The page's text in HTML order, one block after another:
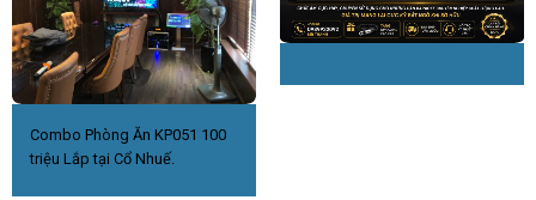
Combo Phòng Ăn KP051 100
triệu Lắp tại Cổ Nhuế.